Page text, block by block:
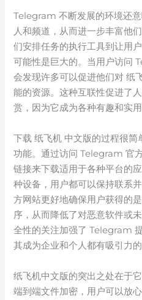
Telegram 不断发展的环境还
人和频道，从而进一步丰富他
们安排任务的执行工具到让用
可能性是巨大的。当用户访问
会发现许多可以促进他们对 纸
能的资源。这种互联性促进了
赏，因为它成为各种有趣和实用
下载 纸飞机 中文版的过程很
功能。通过访问 Telegram 官
链接来下载适用于各种平台的
种设备，用户都可以保持联系
方网站更好地确保用户获得的
序，从而降低了对恶意软件或
全性的关注加强了 Telegram
其成为企业和个人都有吸引力的
纸飞机中文版的突出之处在于
端到端文件加密，用户可以放